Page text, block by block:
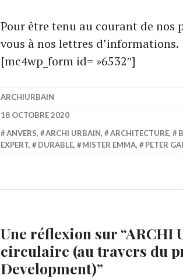
Pour être tenu au courant de nos
vous à nos lettres d’informations.
[mc4wp_form id= »6532″]
ARCHIURBAIN
18 OCTOBRE 2020
ANVERS, ARCHI URBAIN, ARCHITECTURE,
EXPERT, DURABLE, MISTER EMMA, PETER
Une réflexion sur “ARCHI
circulaire (au travers du
Development)”